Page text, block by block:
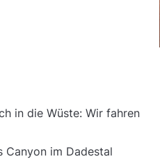
in die Wüste: Wir fahren
Canyon im Dadestal